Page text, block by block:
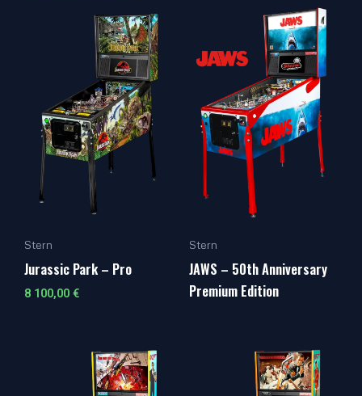
Stern
Jurassic Park – Pro
8 100,00 €
Stern
JAWS – 50th Anniversary
Premium Edition